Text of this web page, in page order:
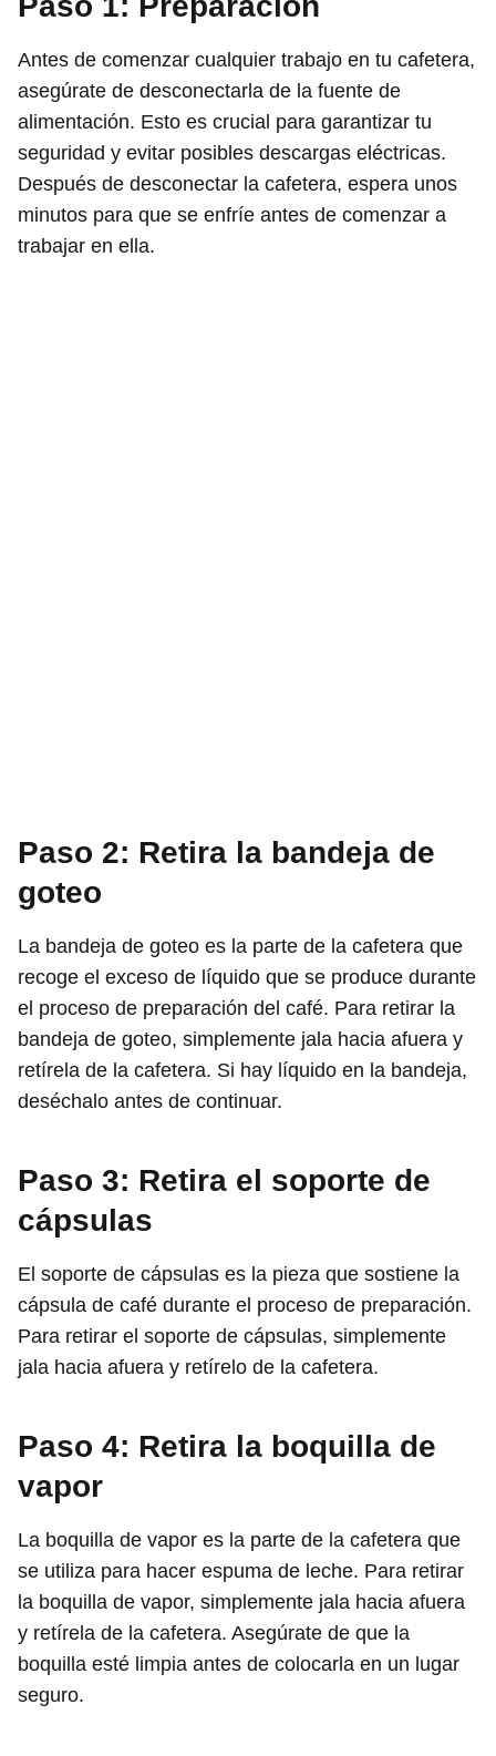
Antes de comenzar cualquier trabajo en tu cafetera,
asegúrate de desconectarla de la fuente de
alimentación. Esto es crucial para garantizar tu
seguridad y evitar posibles descargas eléctricas.
Después de desconectar la cafetera, espera unos
minutos para que se enfríe antes de comenzar a
trabajar en ella.
Paso 2: Retira la bandeja de
goteo
La bandeja de goteo es la parte de la cafetera que
recoge el exceso de líquido que se produce durante
el proceso de preparación del café. Para retirar la
bandeja de goteo, simplemente jala hacia afuera y
retírela de la cafetera. Si hay líquido en la bandeja,
deséchalo antes de continuar.
Paso 3: Retira el soporte de
cápsulas
El soporte de cápsulas es la pieza que sostiene la
cápsula de café durante el proceso de preparación.
Para retirar el soporte de cápsulas, simplemente
jala hacia afuera y retírelo de la cafetera.
Paso 4: Retira la boquilla de
vapor
La boquilla de vapor es la parte de la cafetera que
se utiliza para hacer espuma de leche. Para retirar
la boquilla de vapor, simplemente jala hacia afuera
y retírela de la cafetera. Asegúrate de que la
boquilla esté limpia antes de colocarla en un lugar
seguro.